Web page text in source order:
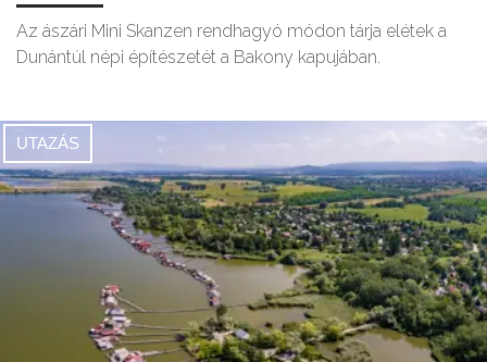
Az ászári Mini Skanzen rendhagyó módon tárja elétek a
Dunántúl népi építészetét a Bakony kapujában.
UTAZÁS